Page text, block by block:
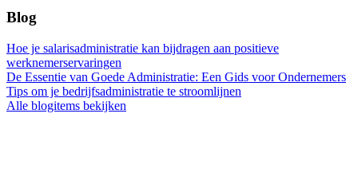
Blog
Hoe je salarisadministratie kan bijdragen aan positieve
werknemerservaringen
De Essentie van Goede Administratie: Een Gids voor Ondernemers
Tips om je bedrijfsadministratie te stroomlijnen
Alle blogitems bekijken